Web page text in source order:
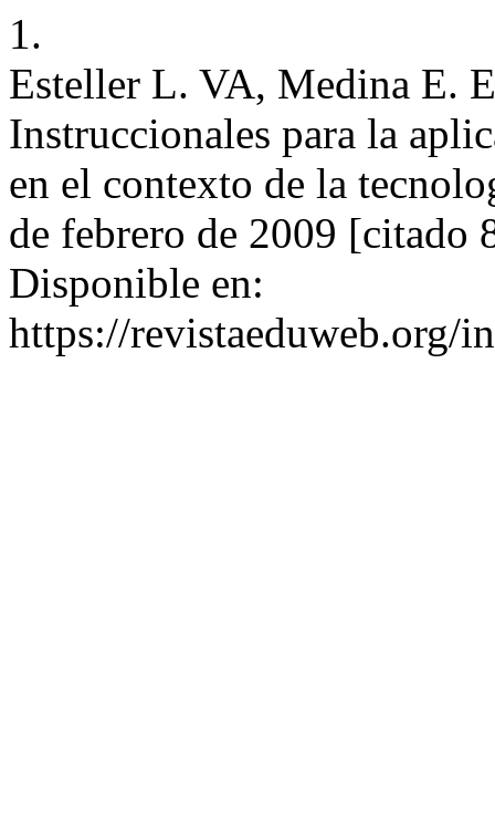
1.
Esteller L. VA, Medina E.
Instruccionales para la
en el contexto de la
de febrero de 2009 [citado
Disponible en:
https://revistaeduweb.org/